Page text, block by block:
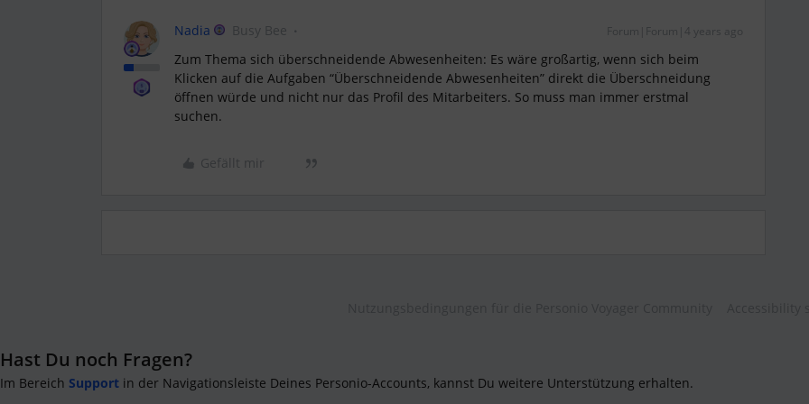
Nadia Busy Bee Forum|Forum|4 years ago
Zum Thema sich überschneidende Abwesenheiten: Es wäre großartig, wenn sich beim
Klicken auf die Aufgaben “Überschneidende Abwesenheiten” direkt die Überschneidung
öffnen würde und nicht nur das Profil des Mitarbeiters. So muss man immer erstmal
suchen.
Gefällt mir
Hast Du noch Fragen?
Im Bereich Support in der Navigationsleiste Deines Personio-Accounts, kannst Du weitere Unterstützung erhalten.